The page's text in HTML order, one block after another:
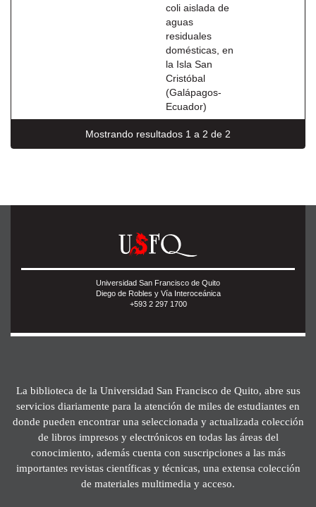
coli aislada de
aguas
residuales
domésticas, en
la Isla San
Cristóbal
(Galápagos-
Ecuador)
Mostrando resultados 1 a 2 de 2
Universidad San Francisco de Quito
Diego de Robles y Vía Interoceánica
+593 2 297 1700
La biblioteca de la Universidad San Francisco de Quito, abre sus
servicios diariamente para la atención de miles de estudiantes en
donde pueden encontrar una seleccionada y actualizada colección
de libros impresos y electrónicos en todas las áreas del
conocimiento, además cuenta con suscripciones a las más
importantes revistas científicas y técnicas, una extensa colección
de materiales multimedia y acceso.